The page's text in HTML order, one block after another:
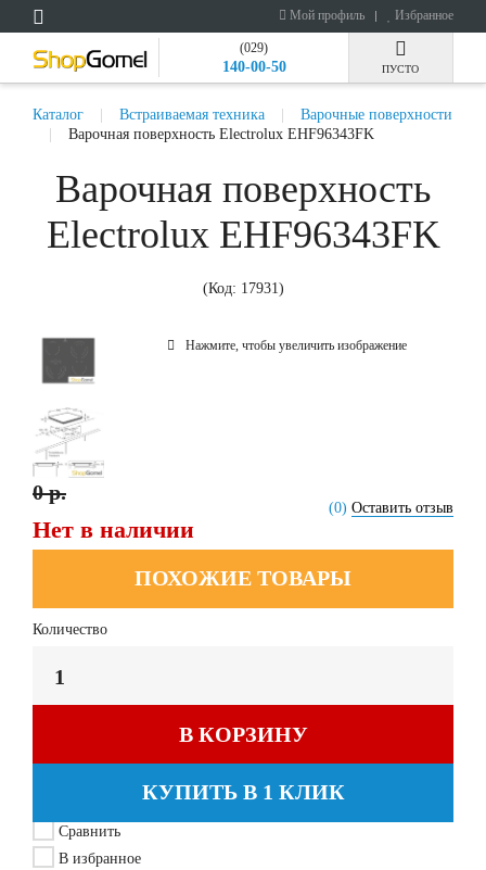
Мой профиль Избранное
(029)
140-00-50 ПУСТО
Каталог Встраиваемая техника
Варочные поверхности
Варочная поверхность Electrolux EHF96343FK
Варочная поверхность
Electrolux EHF96343FK
(Код: 17931)
Нажмите, чтобы увеличить изображение
(0) Оставить отзыв
0 р.
Нет в наличии
ПОХОЖИЕ ТОВАРЫ
Количество
В КОРЗИНУ
КУПИТЬ В 1 КЛИК
Сравнить
В избранное